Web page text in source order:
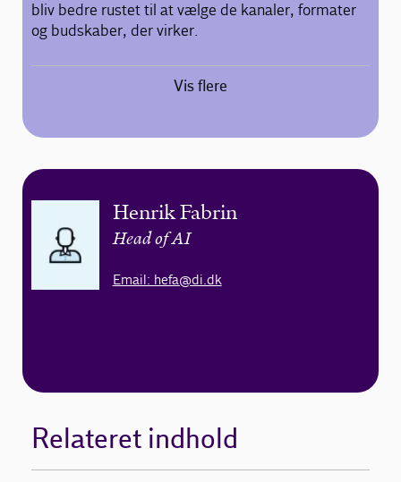
bliv bedre rustet til at vælge de kanaler, formater
og budskaber, der virker.
Vis flere
Henrik Fabrin
Head of AI
Email: hefa@di.dk
Relateret indhold